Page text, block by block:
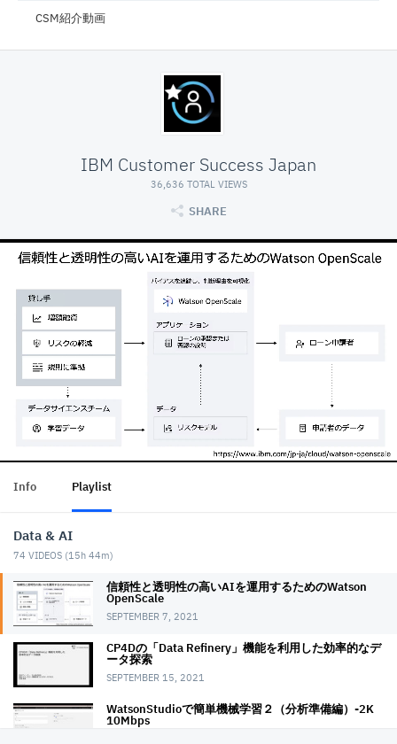
CSM紹介動画
IBM Customer Success Japan
36,636 TOTAL VIEWS
SHARE
Info Playlist
Data & AI
74 VIDEOS (15h 44m)
信頼性と透明性の高いAIを運用するためのWatson
OpenScale
SEPTEMBER 7, 2021
CP4Dの「Data Refinery」機能を利用した 効率的なデ
ータ探索
SEPTEMBER 15, 2021
WatsonStudioで簡単機械学習２（分析準備編）-2K
10Mbps